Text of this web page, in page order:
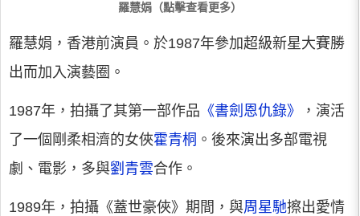
羅慧娟（點擊查看更多）
羅慧娟，香港前演員。於1987年參加超級新星大賽勝
出而加入演藝圈。
1987年，拍攝了其第一部作品 《書劍恩仇錄》
，演活
了一個剛柔相濟的女俠霍青桐 。後來演出多部電視
劇、電影，多與劉青雲合作。
1989年，拍攝《蓋世豪俠》期間，與周星馳擦出愛情